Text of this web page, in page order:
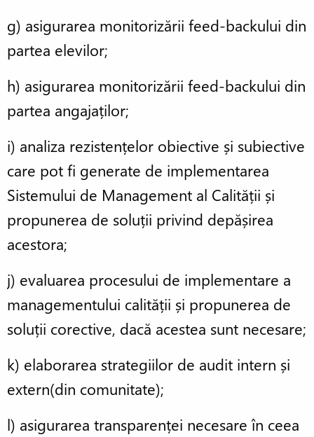
g) asigurarea monitorizării feed-backului din
partea elevilor;
h) asigurarea monitorizării feed-backului din
partea angajaților;
i) analiza rezistențelor obiective și subiective
care pot fi generate de implementarea
Sistemului de Management al Calității și
propunerea de soluții privind depășirea
acestora;
j) evaluarea procesului de implementare a
managementului calității și propunerea de
soluții corective, dacă acestea sunt necesare;
k) elaborarea strategiilor de audit intern și
extern(din comunitate);
l) asigurarea transparenței necesare în ceea